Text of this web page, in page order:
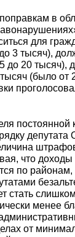
в
для
3 тысяч),
до 20 тысяч),
(было от
постоянной
депутата
что
по
стать
менее
от